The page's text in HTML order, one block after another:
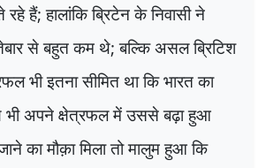
रहे हैं;हालांकि ब्रिटेन के निवासी ने
से बहुत कम थे;बल्कि असल ब्रिटिश
भी इतना सीमित था कि भारत का
भी अपने क्षेत्रफल में उससे बढ़ा हुआ
का मौक़ा मिला तो मालुम हुआ कि